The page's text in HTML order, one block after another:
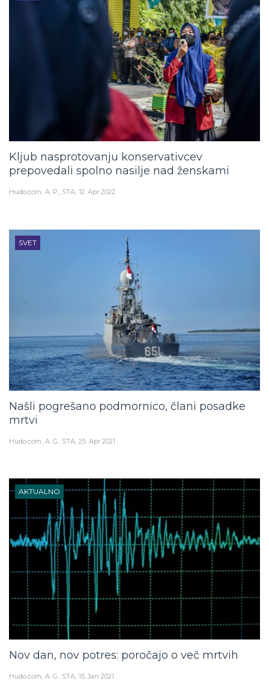
Kljub nasprotovanju konservativcev
prepovedali spolno nasilje nad ženskami
Hudo.com A. P., STA 12. Apr 2022
SVET
Našli pogrešano podmornico, člani posadke
mrtvi
Hudo.com A. G., STA 25. Apr 2021
AKTUALNO
Nov dan, nov potres: poročajo o več mrtvih
Hudo.com A. G., STA 15. Jan 2021